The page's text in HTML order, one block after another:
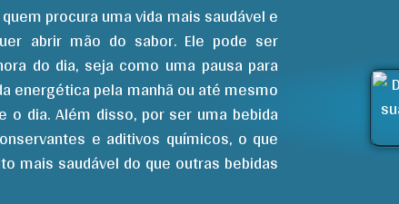
procura uma vida mais saudável e
abrir mão do sabor. Ele pode ser
do dia, seja como uma pausa para
energética pela manhã ou até mesmo
o dia. Além disso, por ser uma bebida
e aditivos químicos, o que
mais saudável do que outras bebidas